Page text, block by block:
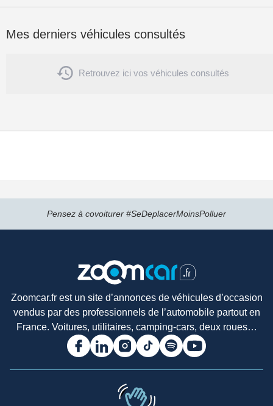
Mes derniers véhicules consultés
 Retrouvez ici vos véhicules consultés
Pensez à covoiturer #SeDeplacerMoinsPolluer
Zoomcar.fr est un site d’annonces de véhicules d’occasion
vendus par des professionnels de l’automobile partout en
France. Voitures, utilitaires, camping-cars, deux roues…